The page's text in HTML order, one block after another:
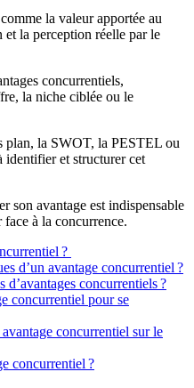
la valeur apportée au
la perception réelle par le
concurrentiels,
la niche ciblée ou le
plan, la SWOT, la PESTEL ou
identifier et structurer cet
son avantage est indispensable
à la concurrence.
?
d’un avantage concurrentiel ?
concurrentiels ?
concurrentiel pour se
concurrentiel sur le
concurrentiel ?